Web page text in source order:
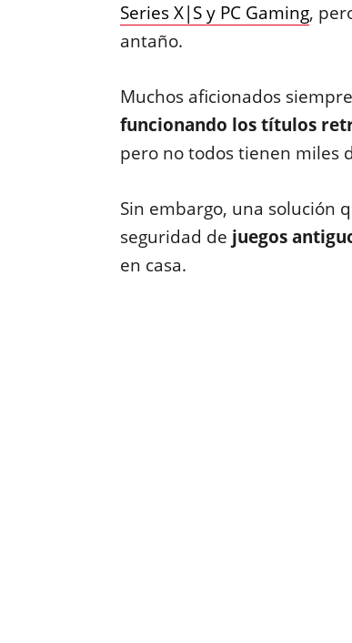
Series X|S y PC Gaming,
antaño.
Muchos aficionados
funcionando los títulos
pero no todos tienen miles
Sin embargo, una solución
seguridad de juegos
en casa.